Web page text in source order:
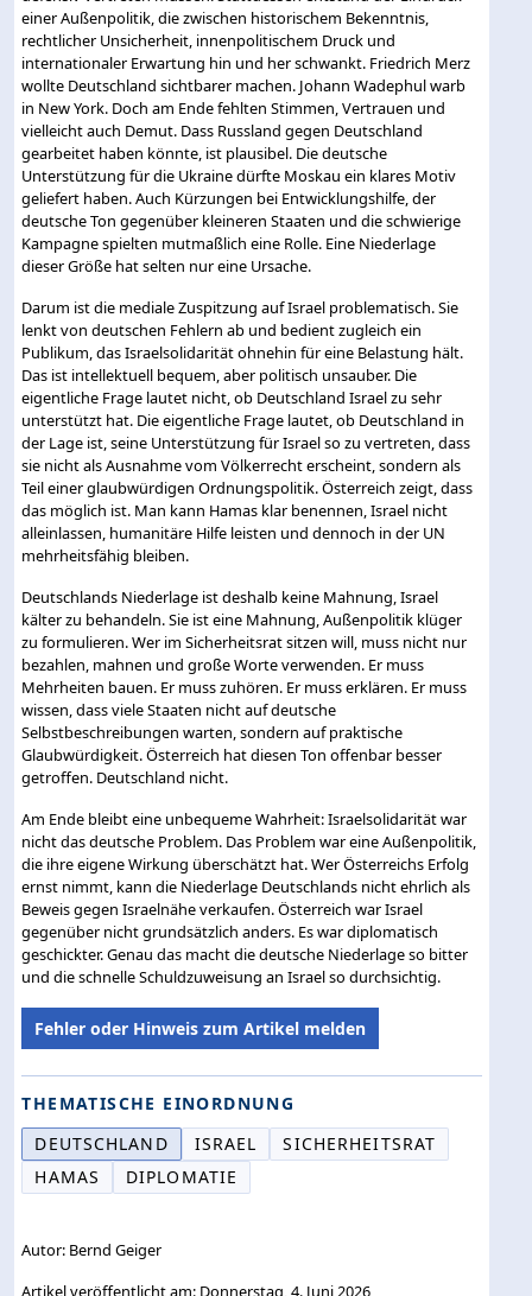
einer Außenpolitik, die zwischen historischem Bekenntnis,
rechtlicher Unsicherheit, innenpolitischem Druck und
internationaler Erwartung hin und her schwankt. Friedrich Merz
wollte Deutschland sichtbarer machen. Johann Wadephul warb
in New York. Doch am Ende fehlten Stimmen, Vertrauen und
vielleicht auch Demut. Dass Russland gegen Deutschland
gearbeitet haben könnte, ist plausibel. Die deutsche
Unterstützung für die Ukraine dürfte Moskau ein klares Motiv
geliefert haben. Auch Kürzungen bei Entwicklungshilfe, der
deutsche Ton gegenüber kleineren Staaten und die schwierige
Kampagne spielten mutmaßlich eine Rolle. Eine Niederlage
dieser Größe hat selten nur eine Ursache.
Darum ist die mediale Zuspitzung auf Israel problematisch. Sie
lenkt von deutschen Fehlern ab und bedient zugleich ein
Publikum, das Israelsolidarität ohnehin für eine Belastung hält.
Das ist intellektuell bequem, aber politisch unsauber. Die
eigentliche Frage lautet nicht, ob Deutschland Israel zu sehr
unterstützt hat. Die eigentliche Frage lautet, ob Deutschland in
der Lage ist, seine Unterstützung für Israel so zu vertreten, dass
sie nicht als Ausnahme vom Völkerrecht erscheint, sondern als
Teil einer glaubwürdigen Ordnungspolitik. Österreich zeigt, dass
das möglich ist. Man kann Hamas klar benennen, Israel nicht
alleinlassen, humanitäre Hilfe leisten und dennoch in der UN
mehrheitsfähig bleiben.
Deutschlands Niederlage ist deshalb keine Mahnung, Israel
kälter zu behandeln. Sie ist eine Mahnung, Außenpolitik klüger
zu formulieren. Wer im Sicherheitsrat sitzen will, muss nicht nur
bezahlen, mahnen und große Worte verwenden. Er muss
Mehrheiten bauen. Er muss zuhören. Er muss erklären. Er muss
wissen, dass viele Staaten nicht auf deutsche
Selbstbeschreibungen warten, sondern auf praktische
Glaubwürdigkeit. Österreich hat diesen Ton offenbar besser
getroffen. Deutschland nicht.
Am Ende bleibt eine unbequeme Wahrheit: Israelsolidarität war
nicht das deutsche Problem. Das Problem war eine Außenpolitik,
die ihre eigene Wirkung überschätzt hat. Wer Österreichs Erfolg
ernst nimmt, kann die Niederlage Deutschlands nicht ehrlich als
Beweis gegen Israelnähe verkaufen. Österreich war Israel
gegenüber nicht grundsätzlich anders. Es war diplomatisch
geschickter. Genau das macht die deutsche Niederlage so bitter
und die schnelle Schuldzuweisung an Israel so durchsichtig.
Fehler oder Hinweis zum Artikel melden
THEMATISCHE EINORDNUNG
DEUTSCHLAND
ISRAEL
SICHERHEITSRAT
HAMAS
DIPLOMATIE
Autor: Bernd Geiger
Artikel veröffentlicht am: Donnerstag, 4. Juni 2026